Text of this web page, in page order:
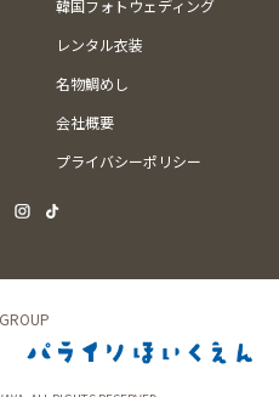
韓国フォトウェディング
レンタル衣装
名物鯛めし
会社概要
プライバシーポリシー